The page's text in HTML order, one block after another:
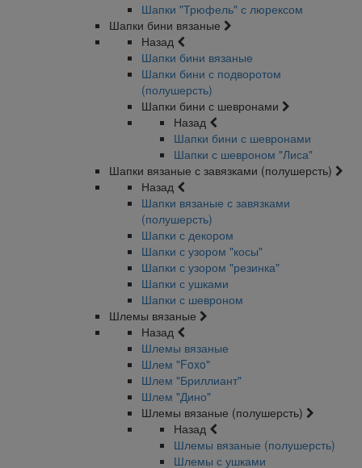
Шапки "Трюфель" с люрексом
Шапки бини вязаные
Назад
Шапки бини вязаные
Шапки бини с подворотом
(полушерсть)
Шапки бини с шевронами
Назад
Шапки бини с шевронами
Шапки с шевроном "Лиса"
Шапки вязаные с завязками (полушерсть)
Назад
Шапки вязаные с завязками
(полушерсть)
Шапки с декором
Шапки с узором "косы"
Шапки с узором "резинка"
Шапки с ушками
Шапки с шевроном
Шлемы вязаные
Назад
Шлемы вязаные
Шлем "Foxo"
Шлем "Бриллиант"
Шлем "Дино"
Шлемы вязаные (полушерсть)
Назад
Шлемы вязаные (полушерсть)
Шлемы с ушками